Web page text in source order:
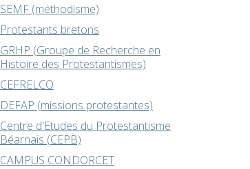
SEMF (méthodisme)
Protestants bretons
GRHP (Groupe de Recherche en
Histoire des Protestantismes)
CEFRELCO
DEFAP (missions protestantes)
Centre d'Etudes du Protestantisme
Béarnais (CEPB)
CAMPUS CONDORCET